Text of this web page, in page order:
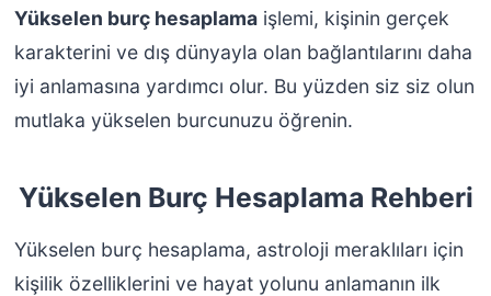
Yükselen burç hesaplamaişlemi, kişinin gerçek
karakterini ve dış dünyayla olan bağlantılarını daha
iyi anlamasına yardımcı olur. Bu yüzden siz siz olun
mutlaka yükselen burcunuzu öğrenin.
Yükselen Burç Hesaplama Rehberi
Yükselen burç hesaplama, astroloji meraklıları için
kişilik özelliklerini ve hayat yolunu anlamanın ilk